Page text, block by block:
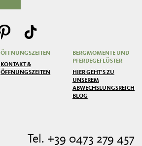
ÖFFNUNGSZEITEN
KONTAKT &
ÖFFNUNGSZEITEN
BERGMOMENTE UND
PFERDEGEFLÜSTER
HIER GEHT'S ZU
UNSEREM
ABWECHSLUNGSREICHEN
BLOG
Tel. +39 0473 279 457